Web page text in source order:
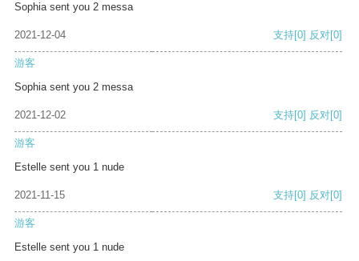
Sophia sent you 2 messa
2021-12-04 支持[0] 反对[0]
游客
Sophia sent you 2 messa
2021-12-02 支持[0] 反对[0]
游客
Estelle sent you 1 nude
2021-11-15 支持[0] 反对[0]
游客
Estelle sent you 1 nude